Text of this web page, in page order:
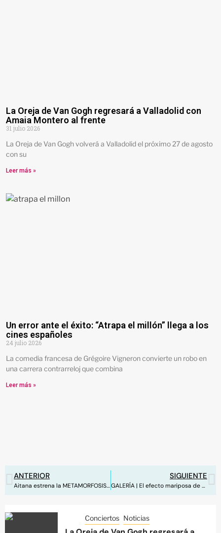
La Oreja de Van Gogh regresará a Valladolid con
Amaia Montero al frente
31 julio 2026
La Oreja de Van Gogh volverá a Valladolid el próximo 27 de agosto
con su
Leer más »
Un error ante el éxito: “Atrapa el millón” llega a los
cines españoles
24 julio 2026
La comedia francesa de Grégoire Vigneron convierte un robo en
una carrera contrarreloj que combina
Leer más »
ANTERIOR
Aitana estrena la METAMORFOSIS SEASON con su primer estadio en Barcelona
SIGUIENTE
GALERÍA | El efecto mariposa de Aitana llega a Madrid
Conciertos Noticias